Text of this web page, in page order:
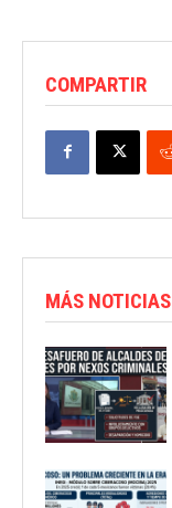
COMPARTIR
MÁS NOTICIAS